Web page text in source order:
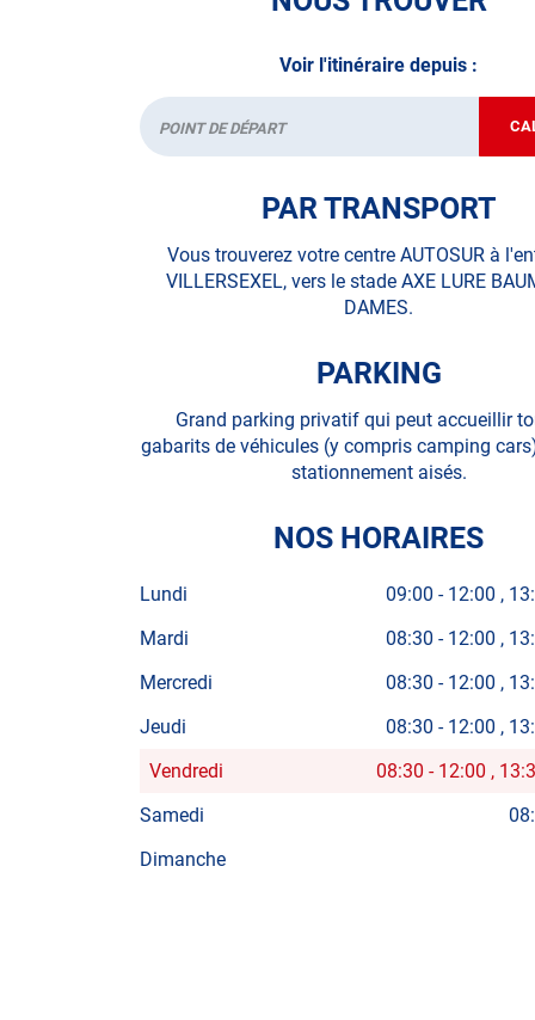
• le pré-contrôle contrôle technique ou
N’attendez plus pour votre sécurité et faire
contrôle technique.
A très bientôt chez AUTOSUR VILLERSEXEL
*Prestation à vérifier auprès du centre
Voir l'itinéraire depuis :
Départ
PAR TRANSPORT
Vous trouverez votre centre AUTOSUR à
VILLERSEXEL, vers le stade AXE LURE
DAMES.
PARKING
Grand parking privatif qui peut accueillir
gabarits de véhicules (y compris camping
stationnement aisés.
NOS HORAIRES
Lundi 09:00 - 12:00
Mardi
08:30 - 12:00
Mercredi
08:30 - 12:00
Jeudi
08:30 - 12:00
Horaires
d'ouverture
Vendredi 08:30 - 12:00
Samedi
Dimanche